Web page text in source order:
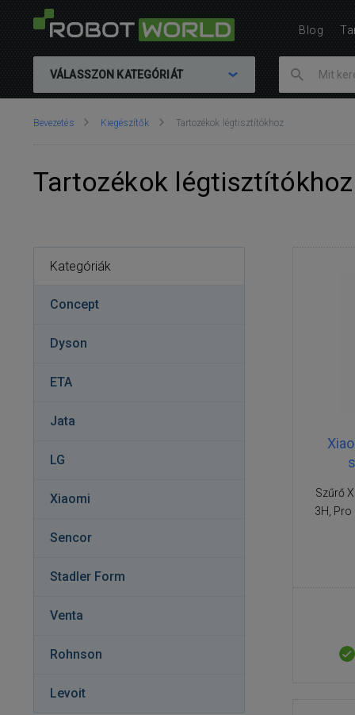
VÁLASSZON KATEGÓRIÁT
Ön
Bevezetés Kiegészítők Tartozékok légtisztítókhoz
Tartozékok légtisztítókhoz
Szűrő
3H,
Kategóriák
Concept
Dyson
ETA
Jata
LG
Xiaomi
Sencor
Stadler Form
Venta
Rohnson
Levoit
Blog